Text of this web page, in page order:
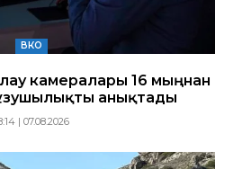
ВКО
камералары 16 мыңнан
анықтады
| 07.08.2026